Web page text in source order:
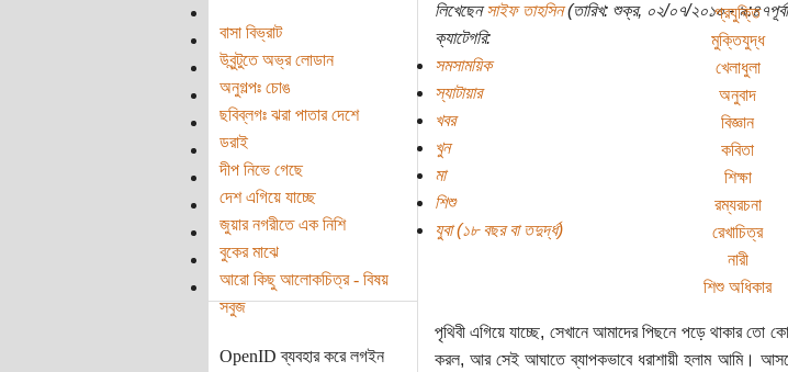
প্রযুক্তি
মুক্তিযুদ্ধ
খেলাধুলা
অনুবাদ
বিজ্ঞান
কবিতা
শিক্ষা
রম্যরচনা
রেখাচিত্র
নারী
শিশু অধিকার
বাসা বিভ্রাট
উবুন্টুতে অভ্র লোডান
অনুগল্পঃ চোঙ
ছবিব্লগঃ ঝরা পাতার দেশে
ডরাই
দীপ নিভে গেছে
দেশ এগিয়ে যাচ্ছে
জুয়ার নগরীতে এক নিশি
বুকের মাঝে
আরো কিছু আলোকচিত্র - বিষয়
সবুজ
OpenID ব্যবহার করে লগইন
লিখেছেনসাইফ তাহসিন(তারিখ: শুক্র, ০২/০৭/২০১০ -
ক্যাটেগরি:
সমসাময়িক
স্যাটায়ার
খবর
খুন
মা
শিশু
যুবা (১৮ বছর বা তদুর্দ্ধ)
পৃথিবী এগিয়ে যাচ্ছে, সেখানে আমাদের পিছনে পড়ে থাকার
করল, আর সেই আঘাতে ব্যাপকভাবে ধরাশায়ী হলাম আমি।